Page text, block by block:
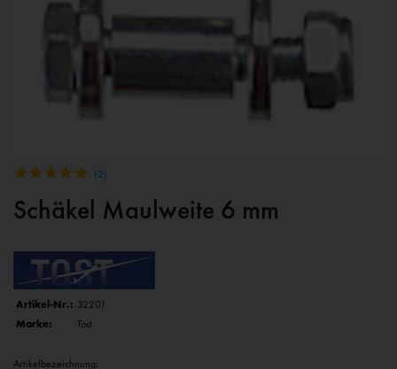
(2)
Schäkel Maulweite 6 mm
Artikel-Nr.: 32201
Marke:
Tost
Artikelbezeichnung: